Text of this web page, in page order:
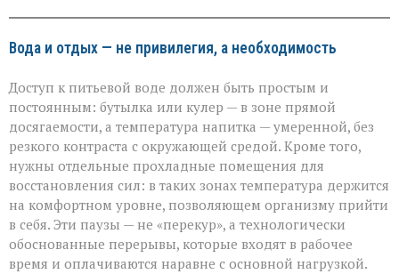
Вода и отдых — не привилегия, а необходимость
Доступ к питьевой воде должен быть простым и
постоянным: бутылка или кулер — в зоне прямой
досягаемости, а температура напитка — умеренной, без
резкого контраста с окружающей средой. Кроме того,
нужны отдельные прохладные помещения для
восстановления сил: в таких зонах температура держится
на комфортном уровне, позволяющем организму прийти
в себя. Эти паузы — не «перекур», а технологически
обоснованные перерывы, которые входят в рабочее
время и оплачиваются наравне с основной нагрузкой.